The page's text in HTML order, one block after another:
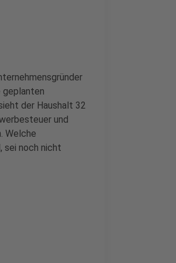
geplanten
der Haushalt 32
und
Welche
sei noch nicht